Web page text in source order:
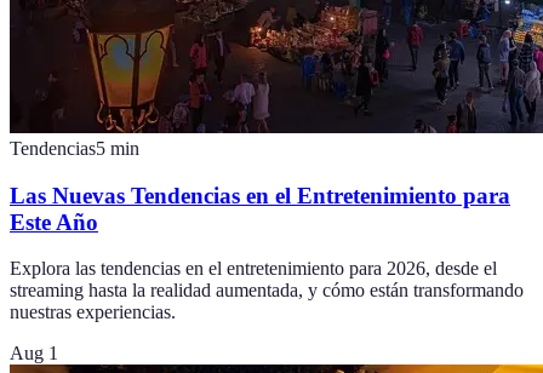
Tendencias5 min
Las Nuevas Tendencias en el Entretenimiento para
Este Año
Explora las tendencias en el entretenimiento para 2026, desde el
streaming hasta la realidad aumentada, y cómo están transformando
nuestras experiencias.
Aug 1